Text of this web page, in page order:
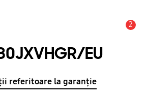
2
EU
referitoare la garanție